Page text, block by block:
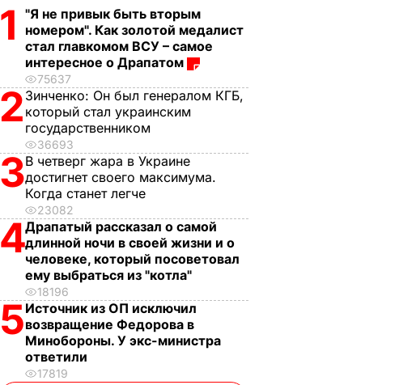
1
"Я не привык быть вторым
номером". Как золотой медалист
стал главкомом ВСУ – самое
интересное о Драпатом
75637
2 Зинченко: Он был генералом КГБ,
который стал украинским
государственником
36693
3В четверг жара в Украине
достигнет своего максимума.
Когда станет легче
23082
4Драпатый рассказал о самой
длинной ночи в своей жизни и о
человеке, который посоветовал
ему выбраться из "котла"
18196
5Источник из ОП исключил
возвращение Федорова в
Минобороны. У экс-министра
ответили
17819